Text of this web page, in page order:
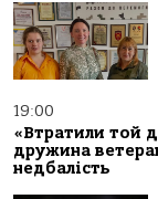
19:00
«Втратили той
дружина
недбалість